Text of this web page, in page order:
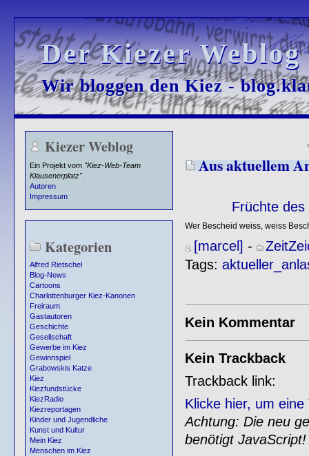
Der Kiezer
Der Kiezer
Wir bloggen den Kiez -
Wir bloggen den Kiez -
Kiezer Weblog
Ein Projekt vom "Kiez-Web-Team
Klausenerplatz".
Autoren
Impressum
Kategorien
Alfred Rietschel
Blog-News
Cartoons
Charlottenburger Kiez-Kanonen
Freiraum
Gastautoren
Geschichte
Gesellschaft
Gewerbe im Kiez
Gewinnspiel
Grabowskis Katze
Kiez
Kiezfundstücke
KiezRadio
Kiezreportagen
Kinder und Jugendliche
Kunst und Kultur
Mein Kiez
Menschen im Kiez
Aus aktuellem
Früchte des
Wer Bescheid weiss, weiss
[marcel] -
Tags:
Kein Kommentar
Kein Trackback
Trackback link:
Klicke hier, um
Achtung: Die neu
benötigt JavaScript!